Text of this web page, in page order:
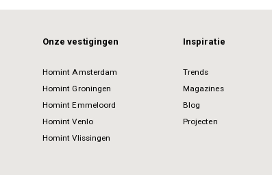
Onze vestigingen
Homint Amsterdam
Homint Groningen
Homint Emmeloord
Homint Venlo
Homint Vlissingen
Inspiratie
Trends
Magazines
Blog
Projecten